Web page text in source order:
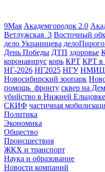
9Мая Академгородок 2.0
Ветлужская_3 Восточный
дело Украинцева
День Победы ДТП здоровье
коронавирус корь КРТ КРТ
НГ-2026 НГ2025 НГУ НМИЦ
Новосибирский зоопарк
помощь_фронту сквер на
убийство в Нижней Ельцовке
СКИФ частичная
Политика
Экономика
Общество
Происшествия
ЖКХ и транспорт
Наука и образование
Новости компаний